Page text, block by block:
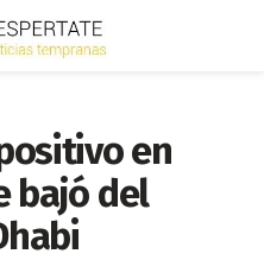
en
bajó del